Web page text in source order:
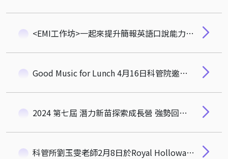
<EMI工作坊>一起來提升簡報英語口說能力吧!即日起開放報名!(備免費餐點)
Good Music for Lunch 4月16日科管院邀請您享受音樂盛宴!
2024 第七屆 潛力新苗探索成長營 強勢回歸 開放報名中！
科管所劉玉雯老師2月8日於Royal Holloway University of London 辦理聯合研討會，歡迎線上參加。